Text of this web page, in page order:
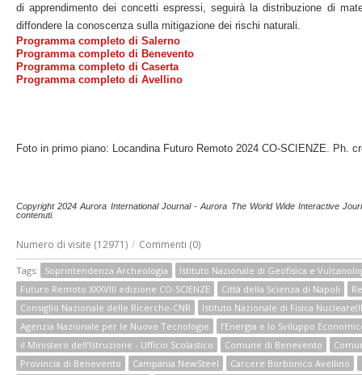
di apprendimento dei concetti espressi, seguirà la distribuzione di
diffondere la conoscenza sulla mitigazione dei rischi naturali.
Programma completo di Salerno
Programma completo di Benevento
Programma completo di Caserta
Programma completo di Avellino
Foto in primo piano: Locandina Futuro Remoto 2024 CO-SCIENZE. Ph.
Copyright 2024 Aurora International Journal - Aurora The World Wide Interactive
contenuti.
Numero di visite (12971) / Commenti (0)
Tags: Soprintendenza Archeologia
Istituto Nazionale di Geofisica e
Futuro Remoto XXXVIII edizione CO-SCIENZE
Città della Scienza di Napoli
Consiglio Nazionale delle Ricerche-CNR
Istituto Nazionale di Fisica
Agenzia Nazionale per le Nuove Tecnologie
l’Energia e lo Sviluppo
il Ministero dell’Istruzione - Ufficio Scolastico
Comune di Benevento
Provincia di Benevento
Campania NewSteel Carcere Borbonico Avellino